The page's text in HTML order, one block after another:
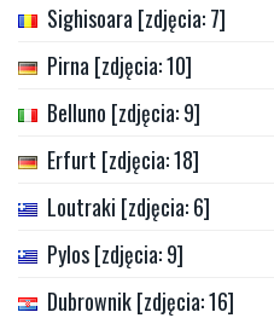
Sighisoara [zdjęcia: 7]
Pirna [zdjęcia: 10]
Belluno [zdjęcia: 9]
Erfurt [zdjęcia: 18]
Loutraki [zdjęcia: 6]
Pylos [zdjęcia: 9]
Dubrownik [zdjęcia: 16]